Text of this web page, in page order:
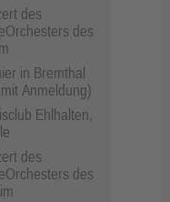
des
des
in Bremthal
Anmeldung)
Ehlhalten,
des
des